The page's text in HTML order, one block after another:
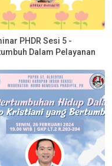
PHDR Sesi 5 -
Dalam Pelayanan